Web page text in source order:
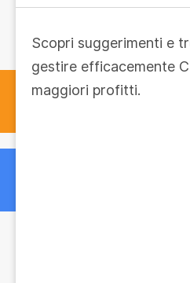
Scopri suggerimenti e
gestire efficacemente
maggiori profitti.